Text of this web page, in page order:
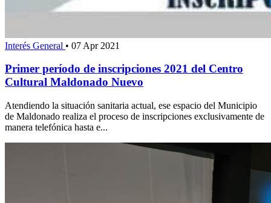
Interés General • 07 Apr 2021
Primer período de inscripciones 2021 del Centro
Cultural Maldonado Nuevo
Atendiendo la situación sanitaria actual, ese espacio del Municipio
de Maldonado realiza el proceso de inscripciones exclusivamente de
manera telefónica hasta e...